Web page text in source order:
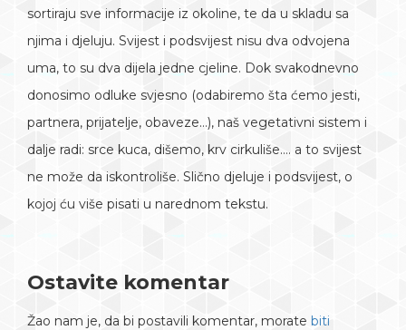
sortiraju sve informacije iz okoline, te da u skladu sa
njima i djeluju. Svijest i podsvijest nisu dva odvojena
uma, to su dva dijela jedne cjeline. Dok svakodnevno
donosimo odluke svjesno (odabiremo šta ćemo jesti,
partnera, prijatelje, obaveze…), naš vegetativni sistem i
dalje radi: srce kuca, dišemo, krv cirkuliše…. a to svijest
ne može da iskontroliše. Slično djeluje i podsvijest, o
kojoj ću više pisati u narednom tekstu.
Ostavite komentar
Žao nam je, da bi postavili komentar, morate biti